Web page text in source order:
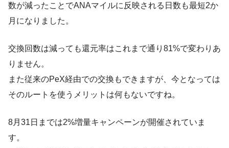
数が減ったことでANAマイルに反映される日数も最短2か
月になりました。
交換回数は減っても還元率はこれまで通り81%で変わりあ
りません。
また従来のPeX経由での交換もできますが、今となっては
そのルートを使うメリットは何もないですね。
8月31日までは2%増量キャンペーンが開催されていま
す。